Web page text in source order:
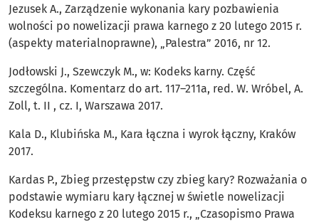
Jezusek A., Zarządzenie wykonania kary pozbawienia
wolności po nowelizacji prawa karnego z 20 lutego 2015 r.
(aspekty materialnoprawne), „Palestra” 2016, nr 12.
Jodłowski J., Szewczyk M., w: Kodeks karny. Część
szczególna. Komentarz do art. 117–211a, red. W. Wróbel, A.
Zoll, t. II , cz. I, Warszawa 2017.
Kala D., Klubińska M., Kara łączna i wyrok łączny, Kraków
2017.
Kardas P., Zbieg przestępstw czy zbieg kary? Rozważania o
podstawie wymiaru kary łącznej w świetle nowelizacji
Kodeksu karnego z 20 lutego 2015 r., „Czasopismo Prawa